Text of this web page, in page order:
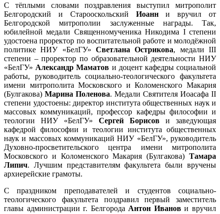
С тёплыми словами поздравления выступил митрополит
Белгородский и Старооскольский
Иоанн
и вручил от
Белгородской митрополии заслуженные награды. Так,
юбилейной медали Священномученика Никодима I степени
удостоена проректор по воспитательной работе и молодёжной
политике НИУ «БелГУ» Светлана Острикова, медали III
степени – проректор по образовательной деятельности НИУ
«БелГУ» Александр Маматов и доцент кафедры социальной
работы, руководитель социально-теологического факультета
имени митрополита Московского и Коломенского Макария
(Булгакова) Марина Поленова. Медали Святителя Иоасафа II
степени удостоены: директор института общественных наук и
массовых коммуникаций, профессор кафедры философии и
теологии НИУ «БелГУ»
Сергей Борисов
и заведующая
кафедрой философии и теологии института общественных
наук и массовых коммуникаций НИУ «БелГУ», руководитель
Духовно-просветительского центра имени митрополита
Московского и Коломенского Макария (Булгакова) Тамара
Липич. Лучшим представителям факультета были вручены
архиерейские грамоты.
С праздником преподавателей и студентов социально-
теологического факультета поздравил первый заместитель
главы администрации г. Белгорода Антон Иванов и вручил